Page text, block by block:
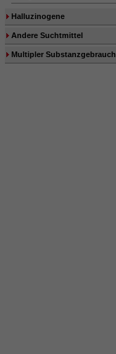
Halluzinogene
Andere Suchtmittel
Multipler Substanzgebrauch